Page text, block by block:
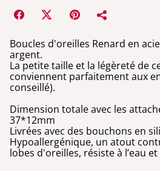
Boucles d'oreilles Renard en
argent.
La petite taille et la légèreté de
conviennent parfaitement aux
conseillé).
Dimension totale avec les
37*12mm
Livrées avec des bouchons en
Hypoallergénique, un atout
lobes d'oreilles, résiste à l’eau